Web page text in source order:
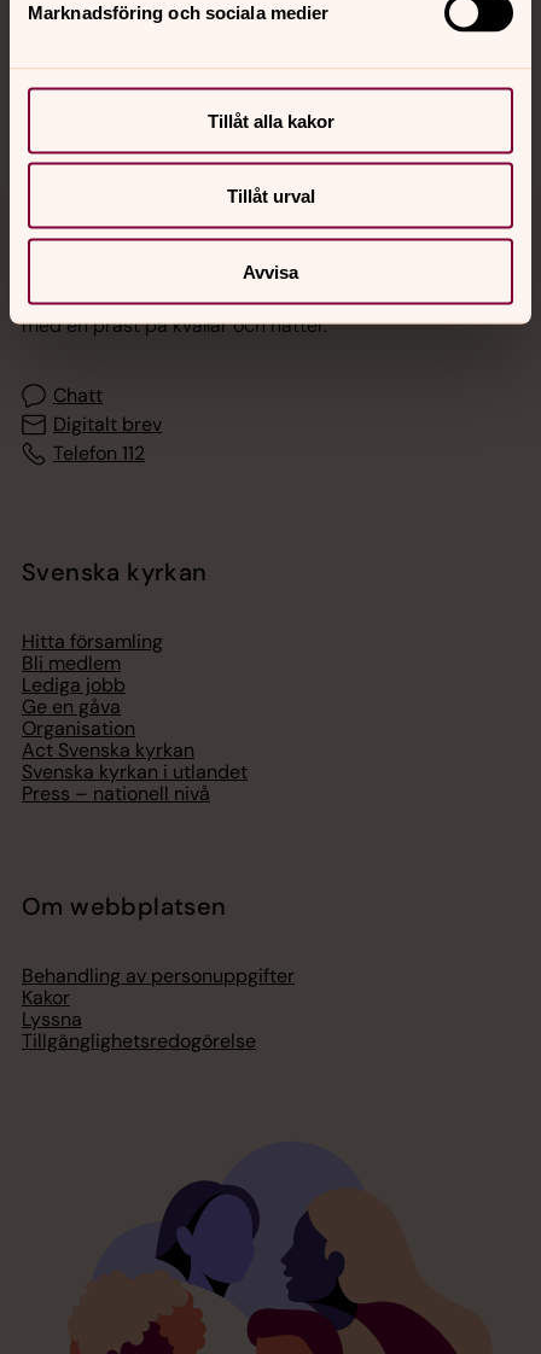
Marknadsföring och sociala medier
Tillåt alla kakor
Tillåt urval
Avvisa
Jourhavande präst
Akut samtals- och krisstöd. Prata eller chatta anonymt
med en präst på kvällar och nätter.
Chatt
Digitalt brev
Telefon 112
Svenska kyrkan
Hitta församling
Bli medlem
Lediga jobb
Ge en gåva
Organisation
Act Svenska kyrkan
Svenska kyrkan i utlandet
Press – nationell nivå
Om webbplatsen
Behandling av personuppgifter
Kakor
Lyssna
Tillgänglighetsredogörelse